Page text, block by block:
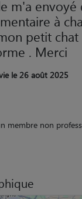
m'a
à
petit
. Merci
le 26 août 2025
membre non